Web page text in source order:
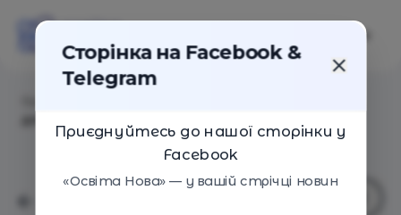
Сторінка на Facebook &
Telegram
Приєднуйтесь до нашої сторінки у
Facebook
«Освіта Нова» — у вашій стрічці новин